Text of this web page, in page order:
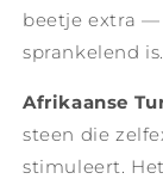
beetje extra —
sprankelend is.
Afrikaanse
steen die
stimuleert.